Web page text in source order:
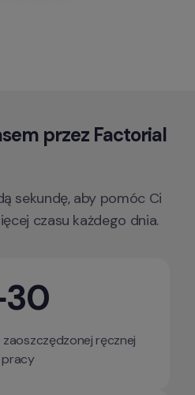
przez Factorial
sekundę, aby pomóc Ci
czasu każdego dnia.
ręcznej
pracy